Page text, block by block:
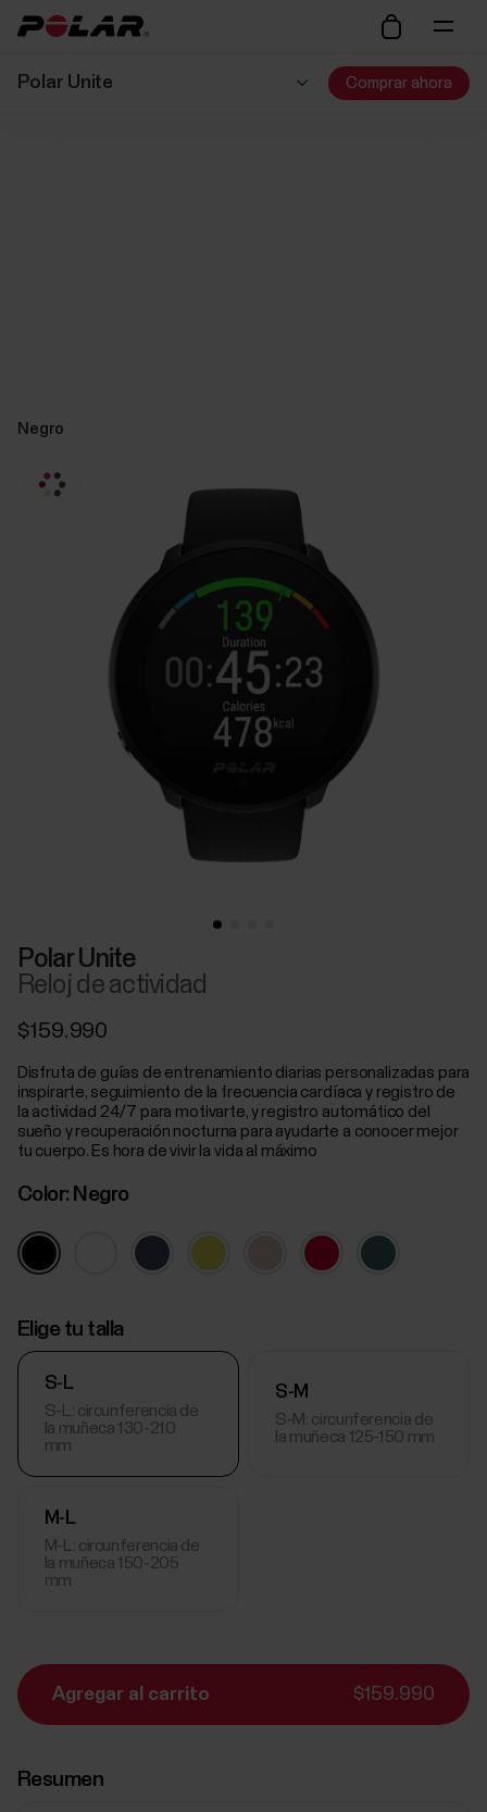
Polar Unite Comprar ahora
Negro
Polar Unite
Reloj de actividad
$159.990
Disfruta de guías de entrenamiento diarias personalizadas para
inspirarte, seguimiento de la frecuencia cardíaca y registro de
la actividad 24/7 para motivarte, y registro automático del
sueño y recuperación nocturna para ayudarte a conocer mejor
tu cuerpo. Es hora de vivir la vida al máximo
Color: Negro
Elige tu talla
S-L
S-L: circunferencia de
la muñeca 130-210
mm
S-M
S-M: circunferencia de
la muñeca 125-150 mm
M-L
M-L: circunferencia de
la muñeca 150-205
mm
Agregar al carrito $159.990
Resumen